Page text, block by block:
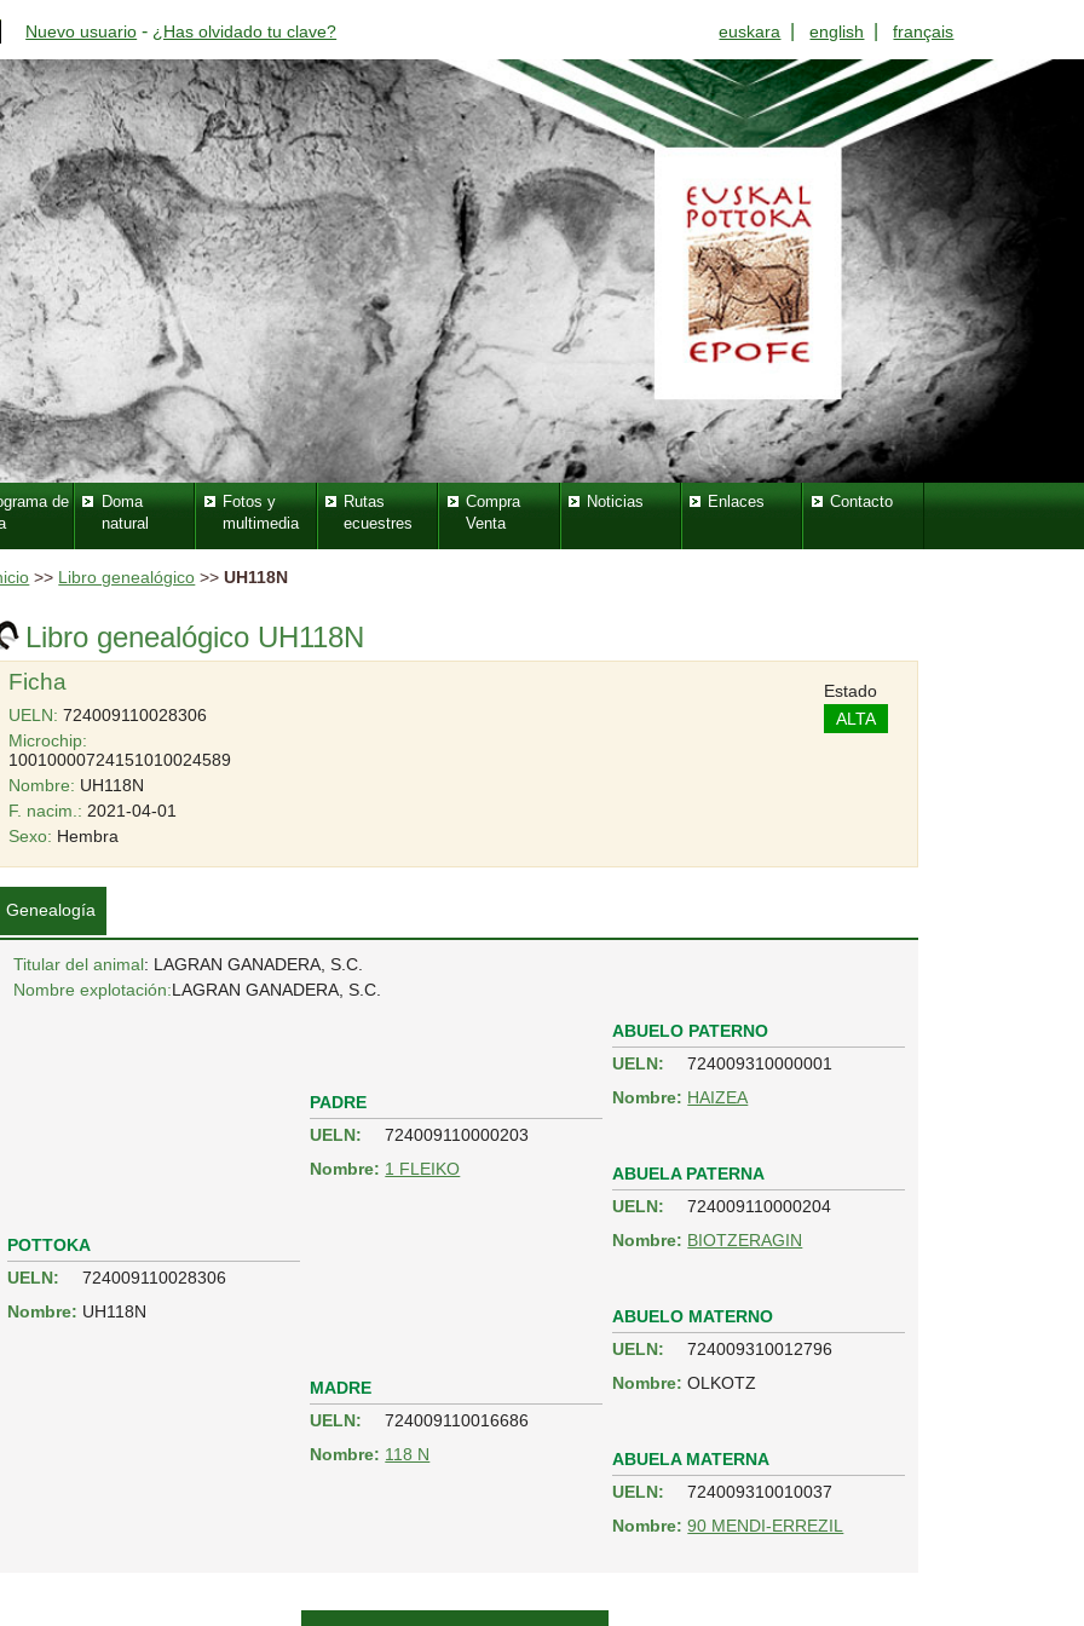
Nuevo usuario - ¿Has olvidado tu clave? euskara |english |français
de
Doma
natural
Fotos y
multimedia
Rutas
ecuestres
Compra
Venta
Noticias Enlaces Contacto
>> Libro genealógico >>UH118N
Libro genealógico UH118N
Ficha
UELN: 724009110028306
Microchip:
10010000724151010024589
Nombre: UH118N
F. nacim.: 2021-04-01
Sexo: Hembra
Estado
ALTA
Genealogía
Titular del animal: LAGRAN GANADERA, S.C.
Nombre explotación:LAGRAN GANADERA, S.C.
POTTOKA
UELN:
724009110028306
Nombre: UH118N
PADRE
UELN:
724009110000203
Nombre: 1 FLEIKO
ABUELO PATERNO
UELN:
724009310000001
Nombre: HAIZEA
ABUELA PATERNA
UELN:
724009110000204
Nombre: BIOTZERAGIN
MADRE
UELN:
724009110016686
Nombre: 118 N
ABUELO MATERNO
UELN:
724009310012796
Nombre: OLKOTZ
ABUELA MATERNA
UELN:
724009310010037
Nombre: 90 MENDI-ERREZIL